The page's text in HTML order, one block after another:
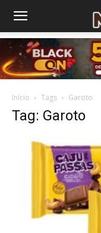
Início Tags Garoto
Tag: Garoto